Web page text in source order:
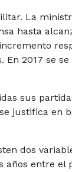
La
hasta
En 2017 se
sus
justifica
dos
entre